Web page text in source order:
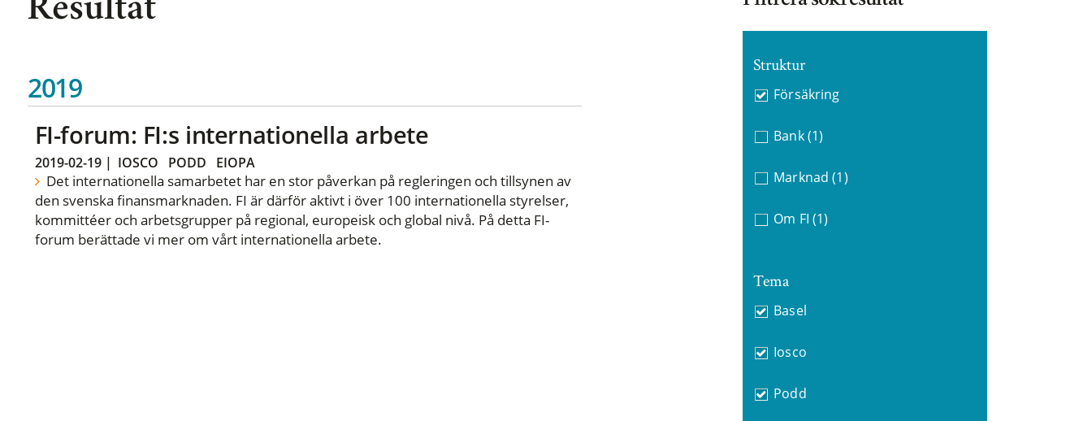
Resultat
2019
FI-forum: FI:s internationella arbete
2019-02-19| IOSCO PODD EIOPA
Det internationella samarbetet har en stor påverkan på regleringen och tillsynen av
den svenska finansmarknaden. FI är därför aktivt i över 100 internationella styrelser,
kommittéer och arbetsgrupper på regional, europeisk och global nivå. På detta FI-
forum berättade vi mer om vårt internationella arbete.
Struktur
Försäkring
Bank (1)
Marknad (1)
Om FI (1)
Tema
Basel
Iosco
Podd